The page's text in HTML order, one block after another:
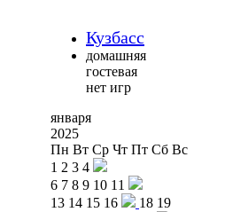
Кузбасс
домашняя
гостевая
нет игр
января
2025
Пн Вт Ср Чт Пт Сб Вс
1 2 3 4
6 7 8 9 10 11
13 14 15 16 18 19